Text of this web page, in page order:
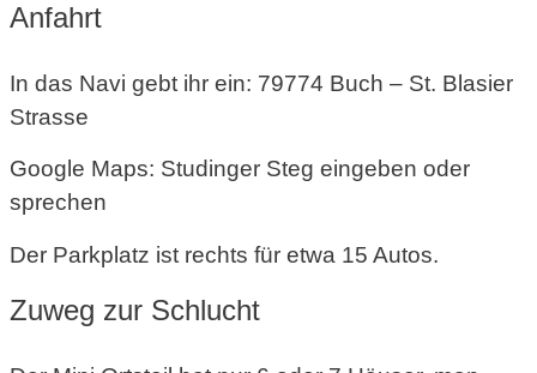
Anfahrt
In das Navi gebt ihr ein: 79774 Buch – St. Blasier
Strasse
Google Maps: Studinger Steg eingeben oder
sprechen
Der Parkplatz ist rechts für etwa 15 Autos.
Zuweg zur Schlucht